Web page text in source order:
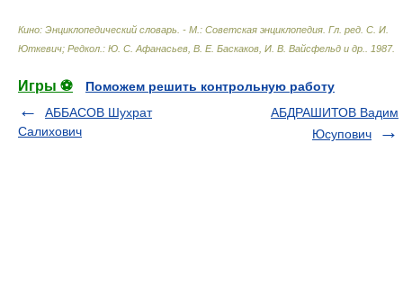
Кино: Энциклопедический словарь. - М.: Советская энциклопедия Гл. ред. С. И.
Юткевич; Редкол.: Ю. С. Афанасьев, В. Е. Баскаков, И. В. Вайсфельд и др.
1987.
Игры ⚽
Поможем решить контрольную работу
АББАСОВ Шухрат
Салихович
АБДРАШИТОВ Вадим
Юсупович